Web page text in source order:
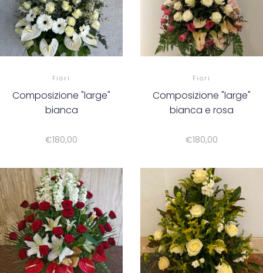
Fiori
Composizione "large"
bianca
€180,00
Fiori
Composizione "large"
bianca e rosa
€180,00